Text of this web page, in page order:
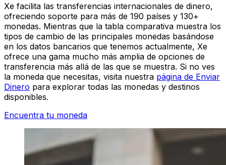
Xe facilita las transferencias internacionales de dinero,
ofreciendo soporte para más de 190 países y 130+
monedas. Mientras que la tabla comparativa muestra los
tipos de cambio de las principales monedas basándose
en los datos bancarios que tenemos actualmente, Xe
ofrece una gama mucho más amplia de opciones de
transferencia más allá de las que se muestra. Si no ves
la moneda que necesitas, visita nuestra página de Enviar
Dinero para explorar todas las monedas y destinos
disponibles.
Encuentra tu moneda